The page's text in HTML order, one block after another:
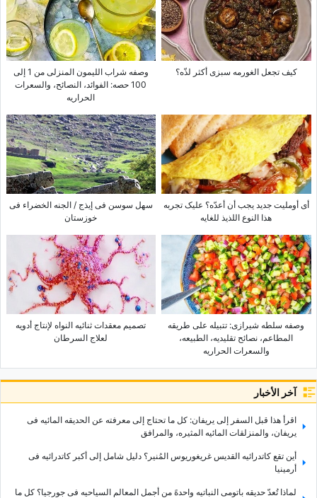
کیف تجعل الغورمه سبزی أکثر لذّه؟
وصفه شراب اللیمون المنزلی من 1 إلى
100 حصه: الفوائد، النصائح، والسعرات
الحراریه
أی أوملیت جدید یجب أن أعدّه؟ علیک تجربه
هذا النوع اللذیذ للغایه
سهل سوسن فی إیذج / الجنه الخضراء فی
خوزستان
وصفه سلطه شیرازی: تتبیله على طریقه
المطاعم، نصائح تقلیدیه، الطبیعه،
والسعرات الحراریه
تصمیم معقدات ثنائیه النواه لإنتاج أدویه
لعلاج السرطان
آخر الأخبار
اقرأ هذا قبل السفر إلى یریفان: کل ما تحتاج إلى معرفته عن الحدیقه المائیه فی
یریفان، والمنزلقات المائیه المثیره، والمرافق
أین تقع کاتدرائیه القدیس غریغوریوس المُنیر؟ دلیل شامل إلى أکبر کاتدرائیه فی
أرمینیا
لماذا تُعدّ حدیقه باتومی النباتیه واحدهً من أجمل المعالم السیاحیه فی جورجیا؟ کل ما